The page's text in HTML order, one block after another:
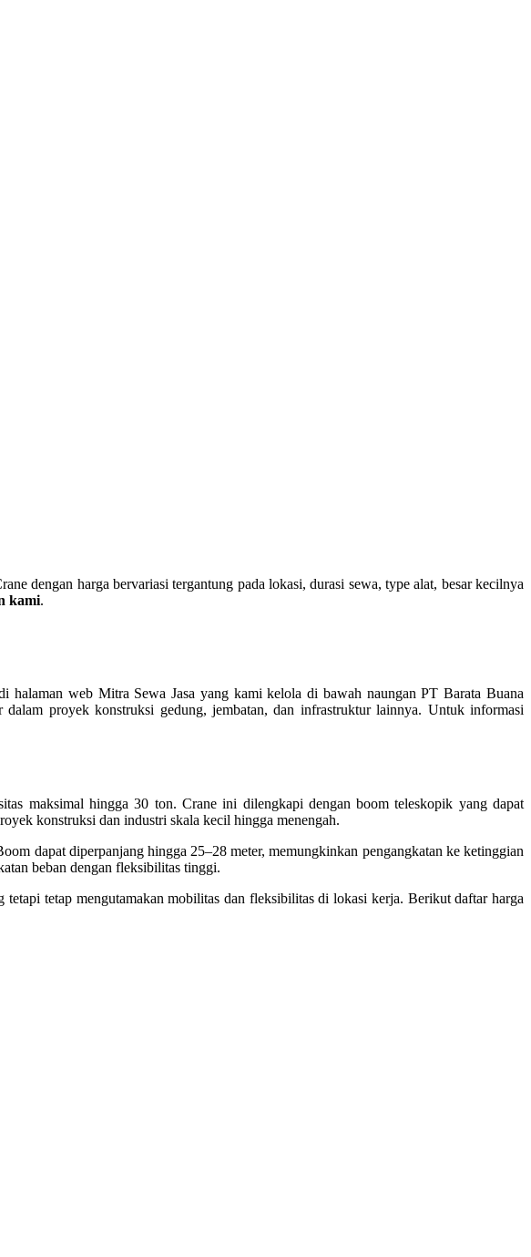
dengan harga bervariasi tergantung pada lokasi, durasi sewa, type alat, besar kecilnya
kami.
web Mitra Sewa Jasa yang kami kelola di bawah naungan PT Barata Buana
proyek konstruksi gedung, jembatan, dan infrastruktur lainnya. Untuk informasi
maksimal hingga 30 ton. Crane ini dilengkapi dengan boom teleskopik yang dapat
konstruksi dan industri skala kecil hingga menengah.
dapat diperpanjang hingga 25–28 meter, memungkinkan pengangkatan ke ketinggian
beban dengan fleksibilitas tinggi.
tetap mengutamakan mobilitas dan fleksibilitas di lokasi kerja. Berikut daftar harga